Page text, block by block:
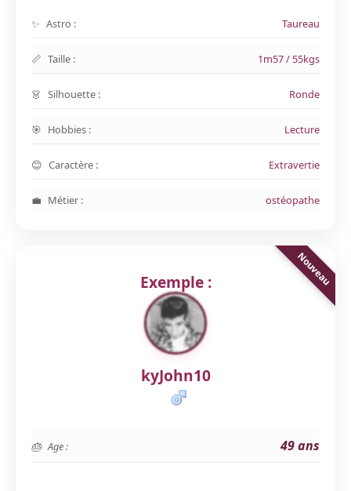
Astro : Taureau
Taille : 1m57 / 55kgs
Silhouette : Ronde
Hobbies : Lecture
Caractère : Extravertie
Métier : ostéopathe
Exemple :
kyJohn10
Age : 49 ans